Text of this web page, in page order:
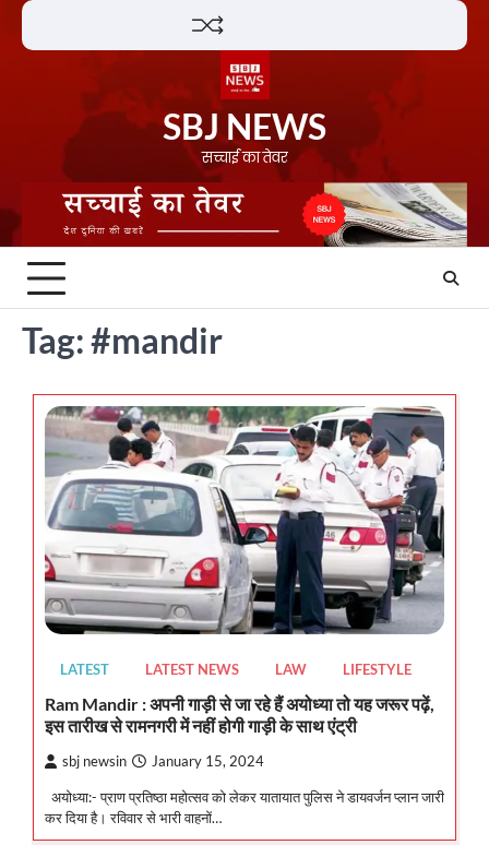
Skip
SBJ NEWS
सच्चाई का तेवर
Tag:#mandir
LATEST LATEST NEWS LAW LIFESTYLE
Ram Mandir : अपनी गाड़ी से जा रहे हैं अयोध्या तो यह जरूर पढ़ें,
इस तारीख से रामनगरी में नहीं होगी गाड़ी के साथ एंट्री
sbj newsin January 15, 2024
अयोध्या:- प्राण प्रतिष्ठा महोत्सव को लेकर यातायात पुलिस ने डायवर्जन प्लान जारी
कर दिया है। रविवार से भारी वाहनाें…